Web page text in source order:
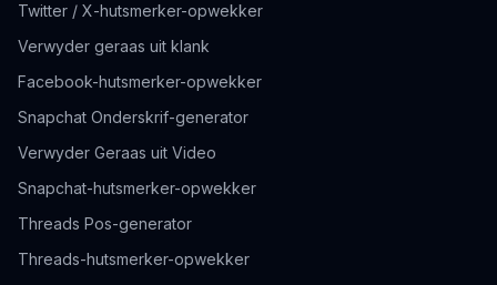
Twitter / X-hutsmerker-opwekker
Verwyder geraas uit klank
Facebook-hutsmerker-opwekker
Snapchat Onderskrif-generator
Verwyder Geraas uit Video
Snapchat-hutsmerker-opwekker
Threads Pos-generator
Threads-hutsmerker-opwekker